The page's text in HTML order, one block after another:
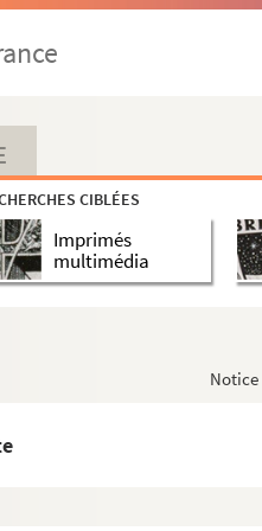
CIBLÉES
Imprimés
multimédia
Notice